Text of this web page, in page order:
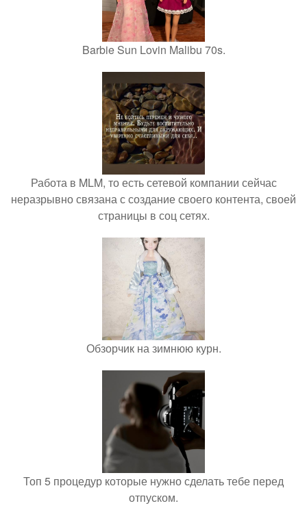
Barbie Sun Lovin Malibu 70s.
Работа в MLM, то есть сетевой компании сейчас
неразрывно связана с создание своего контента, своей
страницы в соц сетях.
Обзорчик на зимнюю курн.
Топ 5 процедур которые нужно сделать тебе перед
отпуском.